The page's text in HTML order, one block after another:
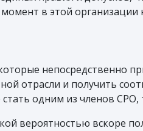
в этой организации
непосредственно
отрасли и получить
стать одним из членов
вероятностью вскоре